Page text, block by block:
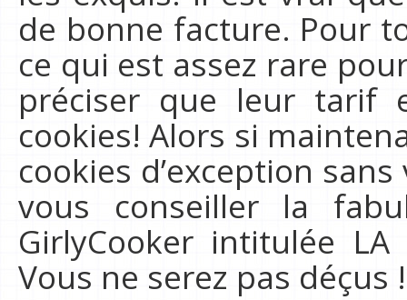
de bonne facture. Pour
ce qui est assez rare
préciser que leur tarif
cookies! Alors si
cookies d’exception
vous conseiller la
GirlyCooker intitulée
Vous ne serez pas déçus !